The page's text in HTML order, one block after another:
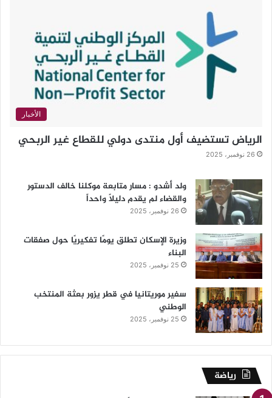
الأخبار
الرياض تستضيف أول منتدى دولي للقطاع غير الربحي
26 نوفمبر، 2025
ولد أشدو : مسار متابعة موكلنا خالف الدستور
والقضاء لم يقدم دليلاً واحداً
26 نوفمبر، 2025
وزيرة الإسكان تطلق يومًا تفكيريًا حول صفقات
البناء
25 نوفمبر، 2025
سفير موريتانيا في قطر يزور بعثة المنتخب
الوطني
25 نوفمبر، 2025
رياضة